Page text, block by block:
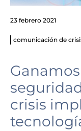
23 febrero 2021
comunicación de
crisis